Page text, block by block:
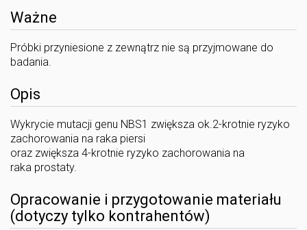
Ważne
Próbki przyniesione z zewnątrz nie są przyjmowane do
badania.
Opis
Wykrycie mutacji genu NBS1 zwiększa ok.2-krotnie ryzyko
zachorowania na raka piersi
oraz zwiększa 4-krotnie ryzyko zachorowania na
raka prostaty.
Opracowanie i przygotowanie materiału
(dotyczy tylko kontrahentów)